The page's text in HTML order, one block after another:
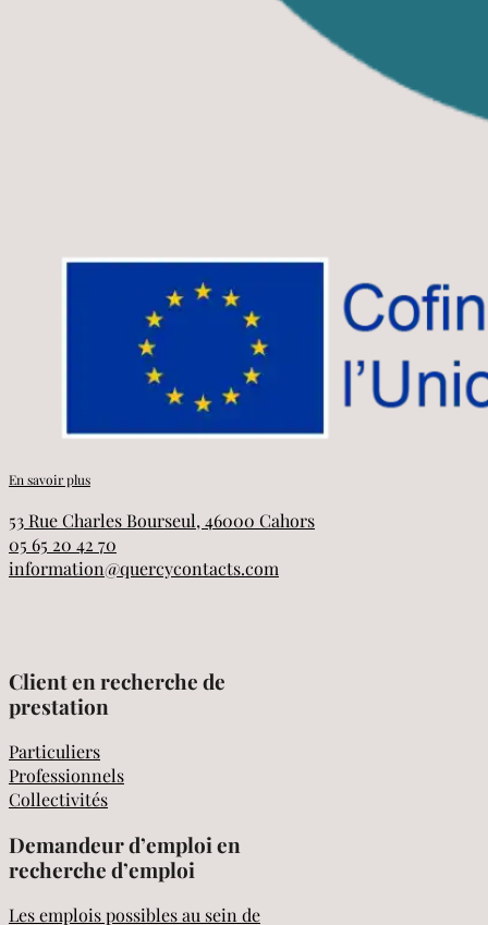
En savoir plus
53 Rue Charles Bourseul, 46000 Cahors
05 65 20 42 70
information@quercycontacts.com
Client en recherche de
prestation
Particuliers
Professionnels
Collectivités
Demandeur d’emploi en
recherche d’emploi
Les emplois possibles au sein de